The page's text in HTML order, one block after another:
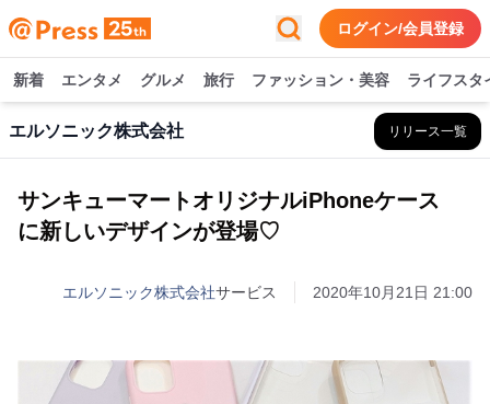
ログイン/会員登録
新着 エンタメ グルメ 旅行 ファッション・美容 ライフスタ
エルソニック株式会社 リリース一覧
サンキューマートオリジナルiPhoneケース
に 新しいデザインが登場♡
エルソニック株式会社サービス 2020年10月21日 21:00